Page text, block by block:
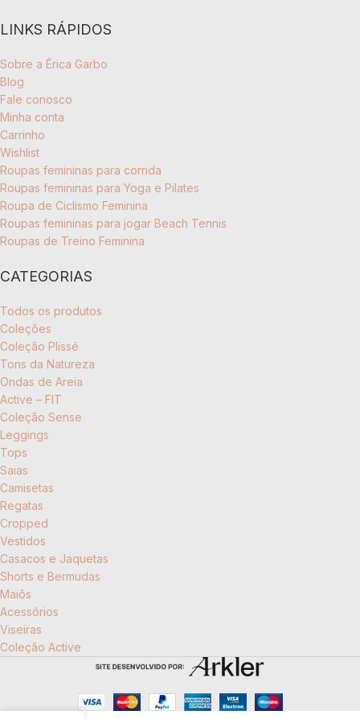
LINKS RÁPIDOS
Sobre a Érica Garbo
Blog
Fale conosco
Minha conta
Carrinho
Wishlist
Roupas femininas para corrida
Roupas femininas para Yoga e Pilates
Roupa de Ciclismo Feminina
Roupas femininas para jogar Beach Tennis
Roupas de Treino Feminina
CATEGORIAS
Todos os produtos
Coleções
Coleção Plissé
Tons da Natureza
Ondas de Areia
Active – FIT
Coleção Sense
Leggings
Tops
Saias
Camisetas
Regatas
Cropped
Vestidos
Casacos e Jaquetas
Shorts e Bermudas
Maiôs
Acessórios
Viseiras
Coleção Active